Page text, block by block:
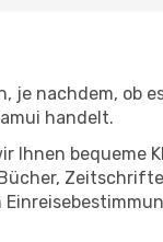
je nachdem, ob
handelt.
Ihnen bequeme